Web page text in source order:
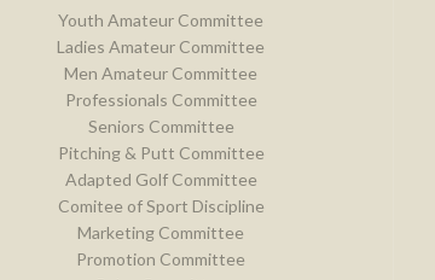
Youth Amateur Committee
Ladies Amateur Committee
Men Amateur Committee
Professionals Committee
Seniors Committee
Pitching & Putt Committee
Adapted Golf Committee
Comitee of Sport Discipline
Marketing Committee
Promotion Committee